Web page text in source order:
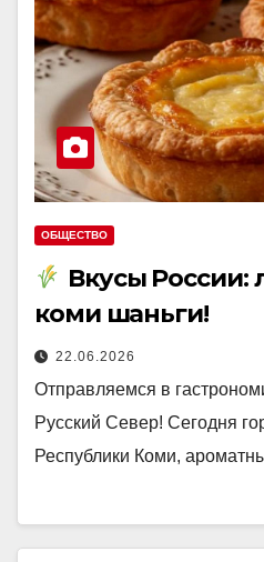
ОБЩЕСТВО
Вкусы России:
коми шаньги!
22.06.2026
Отправляемся в
Русский Север! Сегодня
Республики Коми,